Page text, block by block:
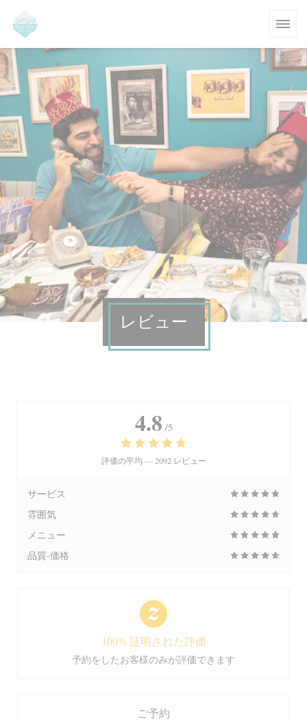
レビュー
4.8 /5
評価の平均 —2092 レビュー
サービス
雰囲気
メニュー
品質-価格
100% 証明された評価
予約をしたお客様のみが評価できます
ご予約